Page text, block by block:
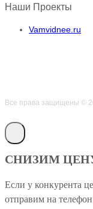
Наши Проекты
Vamvidnee.ru
Все права защищены ©
СНИЗИМ
Если у конкурента
отправим на